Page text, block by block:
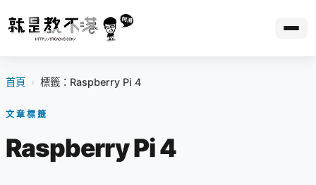
首頁 › 標籤：Raspberry Pi 4
文章標籤
Raspberry Pi 4